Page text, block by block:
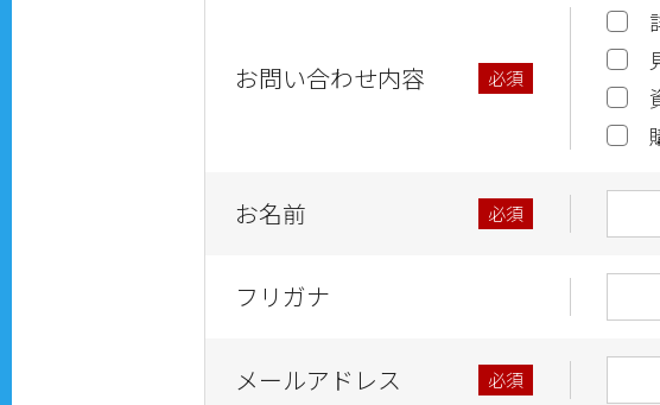
お問い合わせ内容 必須
お名前 必須
フリガナ
メールアドレス 必須